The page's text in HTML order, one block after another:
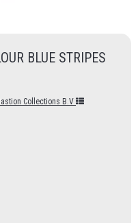
BLUE STRIPES
Collections B.V